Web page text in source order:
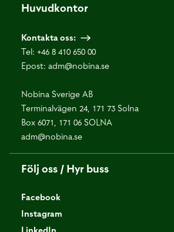
Huvudkontor
Kontakta oss:
Tel: +46 8 410 650 00
Epost: adm@nobina.se
Nobina Sverige AB
Terminalvägen 24, 171 73 Solna
Box 6071, 171 06 SOLNA
adm@nobina.se
Följ oss / Hyr buss
Facebook
Instagram